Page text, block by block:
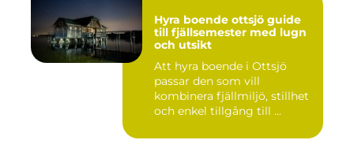
Hyra boende ottsjö guide
till fjällsemester med lugn
och utsikt
Att hyra boende i Ottsjö
passar den som vill
kombinera fjällmiljö, stillhet
och enkel tillgång till ...